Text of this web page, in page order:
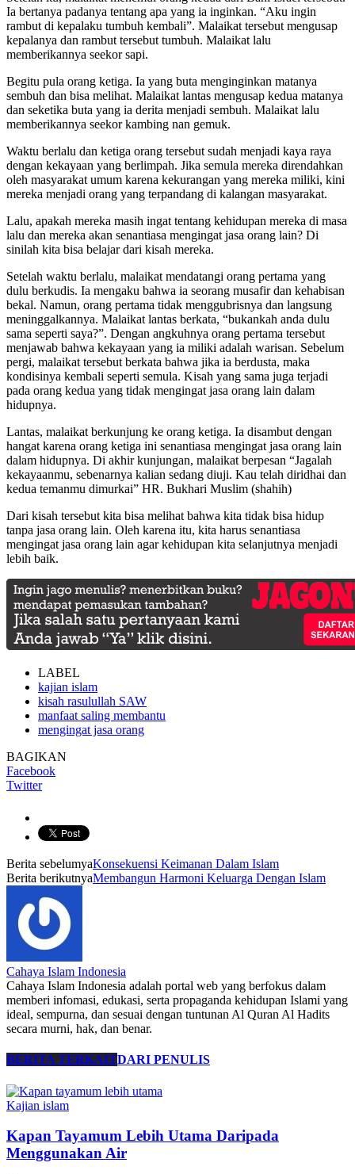
Ia bertanya padanya tentang apa yang ia inginkan. “Aku ingin
rambut di kepalaku tumbuh kembali”. Malaikat tersebut mengusap
kepalanya dan rambut tersebut tumbuh. Malaikat lalu
memberikannya seekor sapi.
Begitu pula orang ketiga. Ia yang buta menginginkan matanya
sembuh dan bisa melihat. Malaikat lantas mengusap kedua matanya
dan seketika buta yang ia derita menjadi sembuh. Malaikat lalu
memberikannya seekor kambing nan gemuk.
Waktu berlalu dan ketiga orang tersebut sudah menjadi kaya raya
dengan kekayaan yang berlimpah. Jika semula mereka direndahkan
oleh masyarakat umum karena kekurangan yang mereka miliki, kini
mereka menjadi orang yang terpandang di kalangan masyarakat.
Lalu, apakah mereka masih ingat tentang kehidupan mereka di masa
lalu dan mereka akan senantiasa mengingat jasa orang lain? Di
sinilah kita bisa belajar dari kisah mereka.
Setelah waktu berlalu, malaikat mendatangi orang pertama yang
dulu berkudis. Ia mengaku bahwa ia seorang musafir dan kehabisan
bekal. Namun, orang pertama tidak menggubrisnya dan langsung
meninggalkannya. Malaikat lantas berkata, “bukankah anda dulu
sama seperti saya?”. Dengan angkuhnya orang pertama tersebut
menjawab bahwa kekayaan yang ia miliki adalah warisan. Sebelum
pergi, malaikat tersebut berkata bahwa jika ia berdusta, maka
kondisinya kembali seperti semula. Kisah yang sama juga terjadi
pada orang kedua yang tidak mengingat jasa orang lain dalam
hidupnya.
Lantas, malaikat berkunjung ke orang ketiga. Ia disambut dengan
hangat karena orang ketiga ini senantiasa mengingat jasa orang lain
dalam hidupnya. Di akhir kunjungan, malaikat berpesan “Jagalah
kekayaanmu, sebenarnya kalian sedang diuji. Kau telah diridhai dan
kedua temanmu dimurkai” HR. Bukhari Muslim (shahih)
Dari kisah tersebut kita bisa melihat bahwa kita tidak bisa hidup
tanpa jasa orang lain. Oleh karena itu, kita harus senantiasa
mengingat jasa orang lain agar kehidupan kita selanjutnya menjadi
lebih baik.
LABEL
kajian islam
kisah rasulullah SAW
manfaat saling membantu
mengingat jasa orang
BAGIKAN
Facebook
Twitter
Berita sebelumyaKonsekuensi Keimanan Dalam Islam
Berita berikutnyaMembangun Harmoni Keluarga Dengan Islam
Cahaya Islam Indonesia
Cahaya Islam Indonesia adalah portal web yang berfokus dalam
memberi infomasi, edukasi, serta propaganda kehidupan Islami yang
ideal, sempurna, dan sesuai dengan tuntunan Al Quran Al Hadits
secara murni, hak, dan benar.
BERITA TERKAITDARI PENULIS
Kajian islam
Kapan Tayamum Lebih Utama Daripada
Menggunakan Air